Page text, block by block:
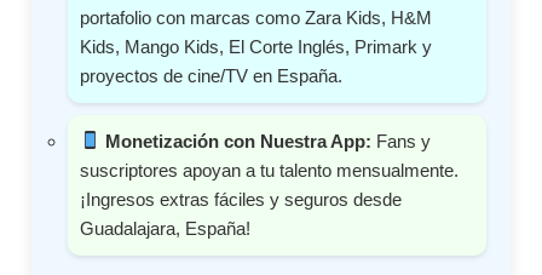
portafolio con marcas como Zara Kids, H&M
Kids, Mango Kids, El Corte Inglés, Primark y
proyectos de cine/TV en España.
Monetización con Nuestra App: Fans y
suscriptores apoyan a tu talento mensualmente.
¡Ingresos extras fáciles y seguros desde
Guadalajara, España!